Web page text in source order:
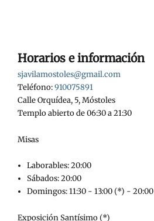
Horarios e información
sjavilamostoles@gmail.com
Teléfono:910075891
Calle Orquídea, 5, Móstoles
Templo abierto de 06:30 a 21:30
Misas
Laborables: 20:00
Sábados: 20:00
Domingos: 11:30 - 13:00 (*) - 20:00
Exposición Santísimo (*)